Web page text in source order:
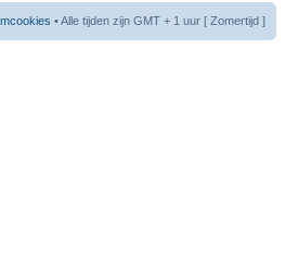
• Alle tijden zijn GMT + 1 uur [ Zomertijd ]